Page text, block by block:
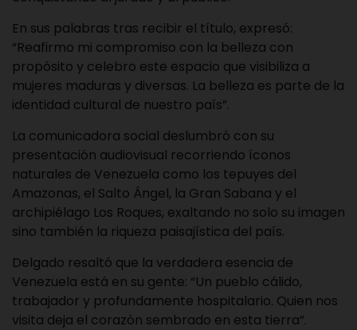
En sus palabras tras recibir el título, expresó:
“Reafirmo mi compromiso con la belleza con
propósito y celebro este espacio que visibiliza a
mujeres maduras y diversas. La belleza es parte de la
identidad cultural de nuestro país”.
La comunicadora social deslumbró con su
presentación audiovisual recorriendo íconos
naturales de Venezuela como los tepuyes del
Amazonas, el Salto Ángel, la Gran Sabana y el
archipiélago Los Roques, exaltando no solo su imagen
sino también la riqueza paisajística del país.
Delgado resaltó que la verdadera esencia de
Venezuela está en su gente: “Un pueblo cálido,
trabajador y profundamente hospitalario. Quien nos
visita deja el corazón sembrado en esta tierra”.